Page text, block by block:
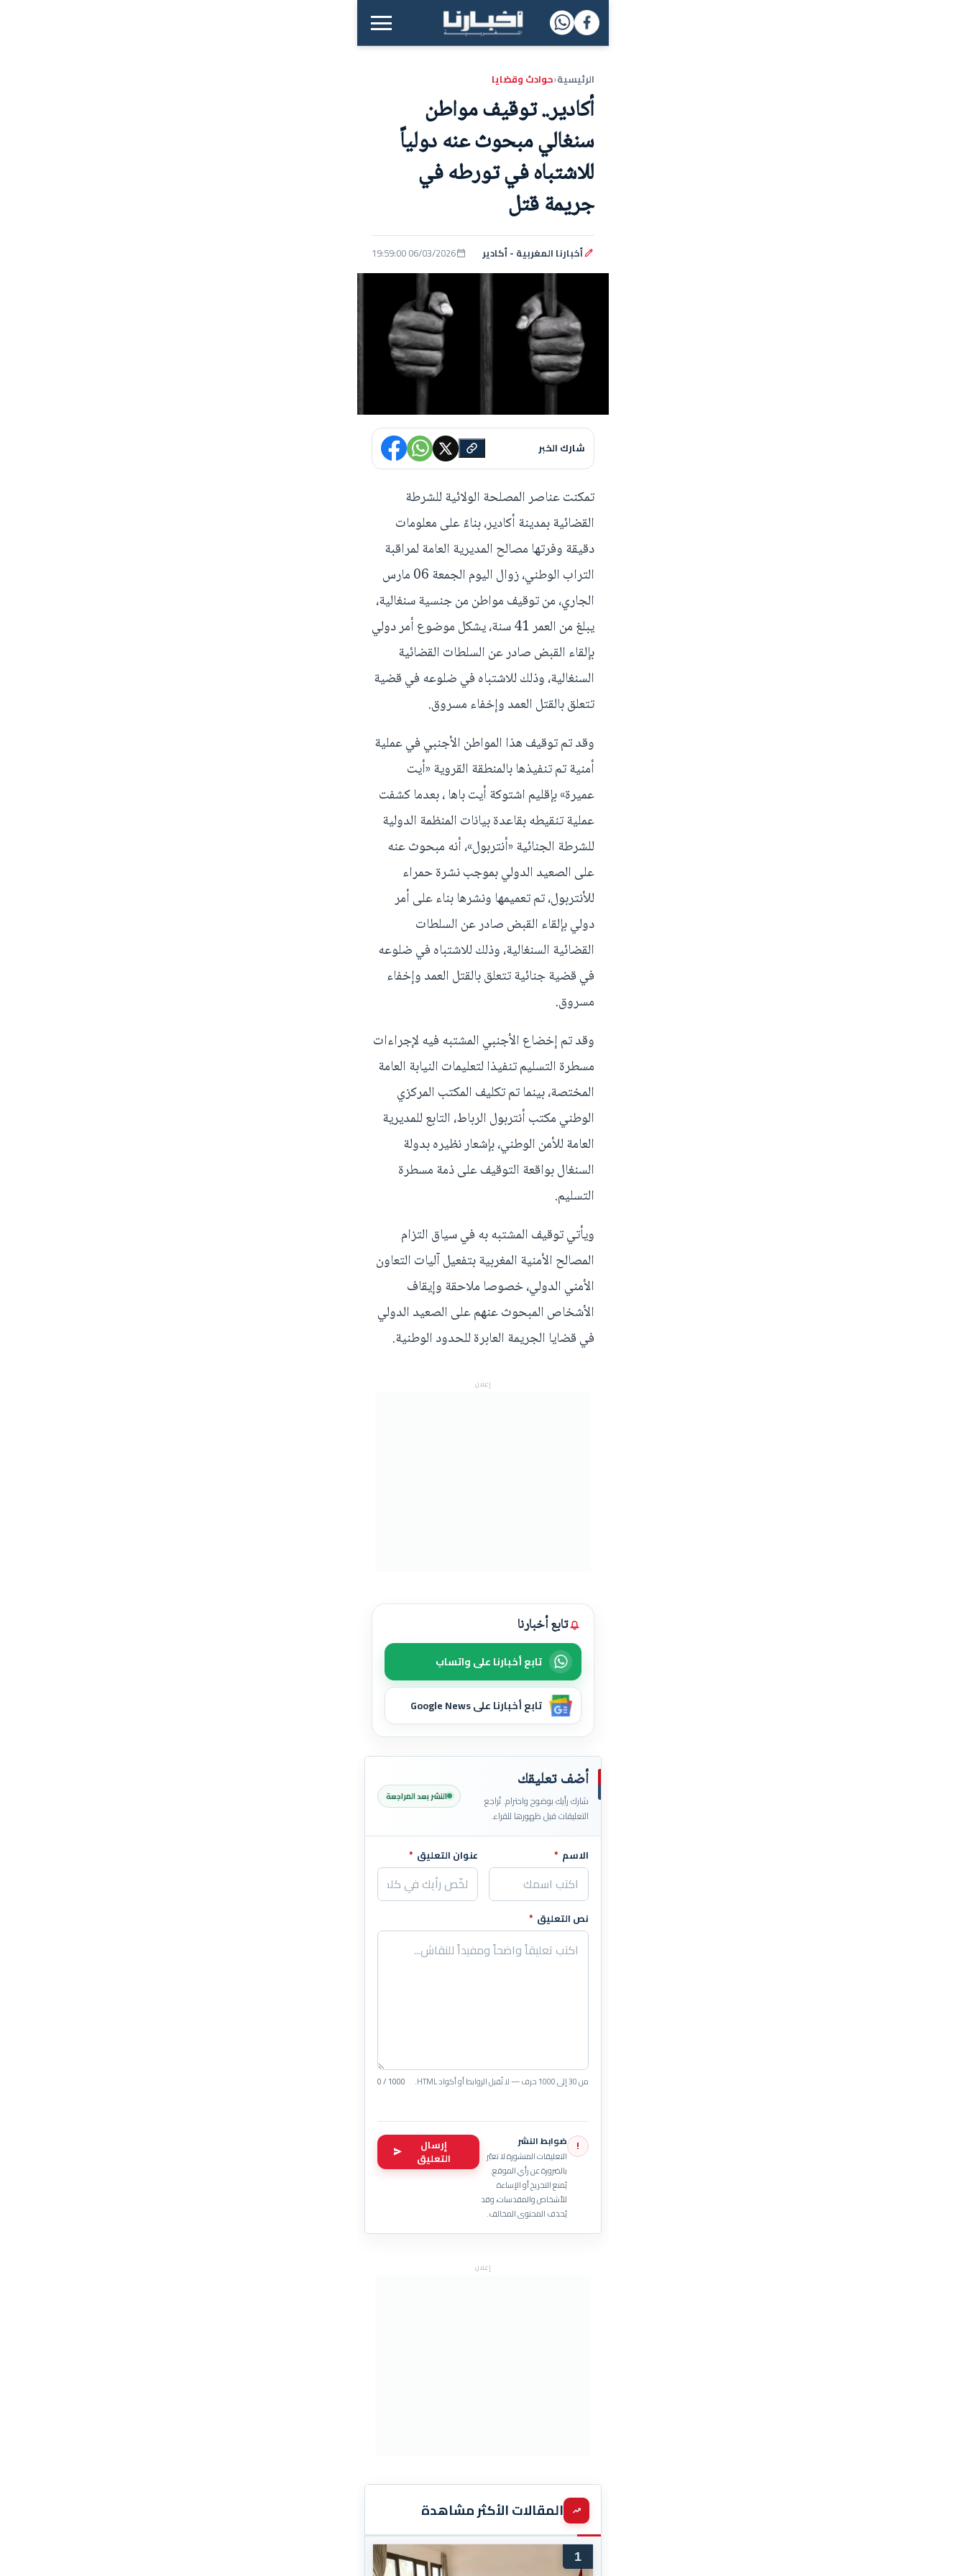
القائمة الرئيسية
الرئيسية‹حوادث وقضايا
أكادير.. توقيف مواطن
سنغالي مبحوث عنه دولياً
للاشتباه في تورطه في
جريمة قتل
أخبارنا المغربية - أكادير 06/03/2026 19:59:00
شارك الخبر
تمكنت عناصر المصلحة الولائية للشرطة
القضائية بمدينة أكادير، بناءً على معلومات
دقيقة وفرتها مصالح المديرية العامة لمراقبة
التراب الوطني، زوال اليوم الجمعة 06 مارس
الجاري، من توقيف مواطن من جنسية سنغالية،
يبلغ من العمر 41 سنة، يشكل موضوع أمر دولي
بإلقاء القبض صادر عن السلطات القضائية
السنغالية، وذلك للاشتباه في ضلوعه في قضية
تتعلق بالقتل العمد وإخفاء مسروق.
وقد تم توقيف هذا المواطن الأجنبي في عملية
أمنية تم تنفيذها بالمنطقة القروية «أيت
عميرة» بإقليم اشتوكة أيت باها ، بعدما كشفت
عملية تنقيطه بقاعدة بيانات المنظمة الدولية
للشرطة الجنائية «أنتربول»، أنه مبحوث عنه
على الصعيد الدولي بموجب نشرة حمراء
للأنتربول، تم تعميمها ونشرها بناء على أمر
دولي بإلقاء القبض صادر عن السلطات
القضائية السنغالية، وذلك للاشتباه في ضلوعه
في قضية جنائية تتعلق بالقتل العمد وإخفاء
مسروق.
وقد تم إخضاع الأجنبي المشتبه فيه لإجراءات
مسطرة التسليم تنفيذا لتعليمات النيابة العامة
المختصة، بينما تم تكليف المكتب المركزي
الوطني مكتب أنتربول الرباط، التابع للمديرية
العامة للأمن الوطني، بإشعار نظيره بدولة
السنغال بواقعة التوقيف على ذمة مسطرة
التسليم.
ويأتي توقيف المشتبه به في سياق التزام
المصالح الأمنية المغربية بتفعيل آليات التعاون
الأمني الدولي، خصوصا ملاحقة وإيقاف
الأشخاص المبحوث عنهم على الصعيد الدولي
في قضايا الجريمة العابرة للحدود الوطنية.
إعلان
تابع أخبارنا
تابع أخبارنا على واتساب
تابع أخبارنا على Google News
أضف تعليقك
شارك رأيك بوضوح واحترام. تُراجع
التعليقات قبل ظهورها للقراء.
النشر بعد المراجعة
اترك هذا الحقل فارغاً
الاسم * عنوان التعليق *
نص التعليق *
من 30 إلى 1000 حرف — لا تُقبل الروابط أو أكواد HTML. 0 / 1000
! ضوابط النشر
التعليقات المنشورة لا تعبّر
بالضرورة عن رأي الموقع.
يُمنع التجريح أو الإساءة
للأشخاص والمقدسات، وقد
يُحذف المحتوى المخالف.
إرسال
التعليق
إعلان
المقالات الأكثر مشاهدة
1